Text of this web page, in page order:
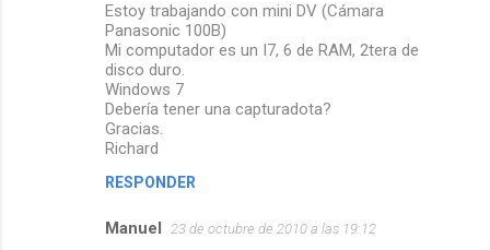
Estoy trabajando con mini DV (Cámara
Panasonic 100B)
Mi computador es un I7, 6 de RAM, 2tera de
disco duro.
Windows 7
Debería tener una capturadota?
Gracias.
Richard
RESPONDER
Manuel 23 de octubre de 2010 a las 19:12